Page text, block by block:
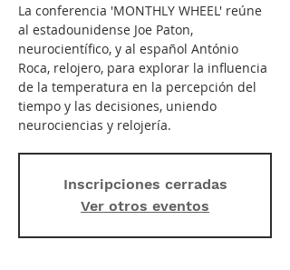
La conferencia 'MONTHLY WHEEL' reúne
al estadounidense Joe Paton,
neurocientífico, y al español António
Roca, relojero, para explorar la influencia
de la temperatura en la percepción del
tiempo y las decisiones, uniendo
neurociencias y relojería.
Inscripciones cerradas
Ver otros eventos